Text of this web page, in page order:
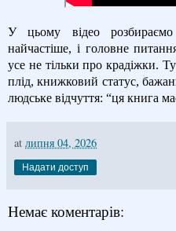
У цьому відео
найчастіше, і головне
усе не тільки про крадіжки.
плід, книжковий статус,
людське відчуття: “ця книга
at липня 04, 2026
Надати доступ
Немає коментарів: